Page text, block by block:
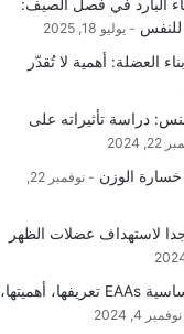
البارد في فصل الصيف:
للنفس
يوليو 18, 2025
العضلة: أهمية لا تُقدّر
دراسة تأثيراته على
2024
خسارة الوزن
نوفمبر 22,
لاستهداف عضلات الظهر
الأحماض الأمينية الأساسية EAAs تعريفها، أهميتها،
نوفمبر 4, 2024